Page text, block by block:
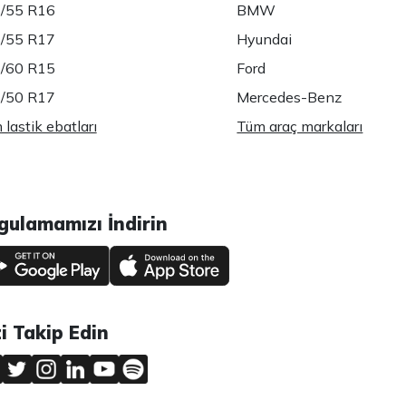
55 R16
55 R17
60 R15
50 R17
lastik ebatları
BMW
Hyundai
Ford
Mercedes-Benz
Tüm araç markaları
İndirin
Takip Edin